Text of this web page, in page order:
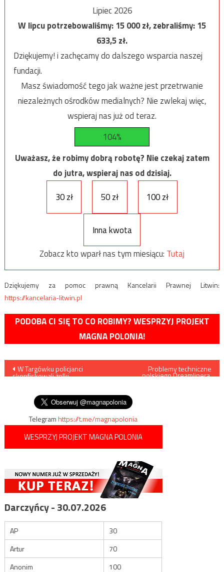
Lipiec 2026
W lipcu potrzebowaliśmy:15 000zł, zebraliśmy:15
633,5zł.
Dziękujemy! i zachęcamy do dalszego wsparcia naszej
fundacji.
Masz świadomość tego jak ważne jest przetrwanie
niezależnych ośrodków medialnych? Nie zwlekaj więc,
wspieraj nas już od teraz.
104%
Uważasz, że robimy dobrą robotę? Nie czekaj zatem
do jutra, wspieraj nas od dzisiaj.
30 zł
50 zł 100 zł
Inna kwota
Zobacz kto wparł nas tym miesiącu: Tutaj
Dziękujemy za pomoc prawną Kancelarii Prawnej Litwin:
https://kancelaria-litwin.pl
PODOBA CI SIĘ TO CO ROBIMY? WESPRZYJ PROJEKT
MAGNA POLONIA!
Nawigacja
W Targówku policjanci
skonfiskowali żelki
Problemy techniczne
polskiego Dreamlinera.
Telegramhttps://t.me/magnapolonia
WESPRZYJ PROJEKT MAGNA POLONIA
Darczyńcy - 30.07.2026
AP
30
Artur
70
Anonim
100